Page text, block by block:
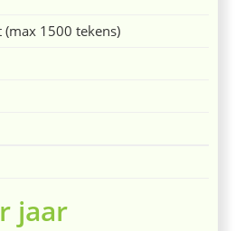
1500 tekens)
jaar